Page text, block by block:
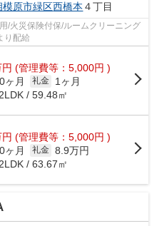
模原市緑区西橋本 ４丁目
/火災保険付保/ルームクリーニング
り配給
円 (管理費等：5,000円 )
0ヶ月 礼金
1ヶ月
/ 59.48㎡
円 (管理費等：5,000円 )
0ヶ月 礼金 8.9万円
/ 63.67㎡